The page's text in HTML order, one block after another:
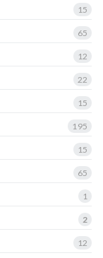
15
65
12
22
15
195
15
65
1
2
12